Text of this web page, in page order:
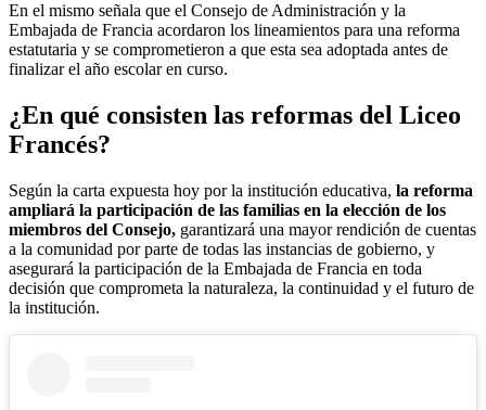
En el mismo señala que el Consejo de Administración y la
Embajada de Francia acordaron los lineamientos para una reforma
estatutaria y se comprometieron a que esta sea adoptada antes de
finalizar el año escolar en curso.
¿En qué consisten las reformas del Liceo
Francés?
Según la carta expuesta hoy por la institución educativa, la reforma
ampliará la participación de las familias en la elección de los
miembros del Consejo, garantizará una mayor rendición de cuentas
a la comunidad por parte de todas las instancias de gobierno, y
asegurará la participación de la Embajada de Francia en toda
decisión que comprometa la naturaleza, la continuidad y el futuro de
la institución.